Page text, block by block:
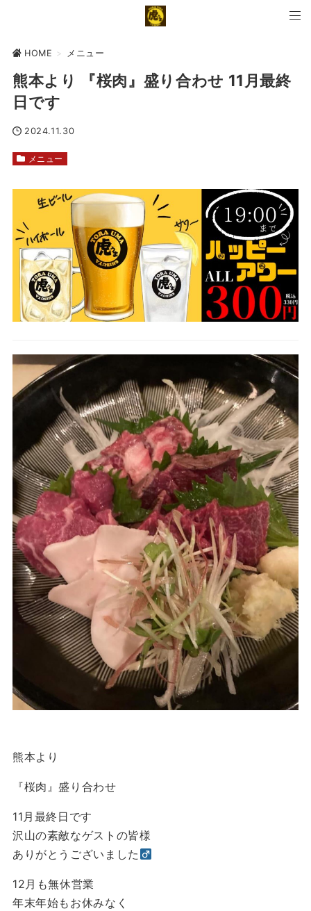
HOME > メニュー
熊本より 『桜肉』盛り合わせ 11月最終
日です
2024.11.30
メニュー
熊本より
『桜肉』盛り合わせ
11月最終日です
沢山の素敵なゲストの皆様
ありがとうございました‍
12月も無休営業
年末年始もお休みなく